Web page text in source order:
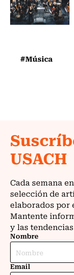
#Música